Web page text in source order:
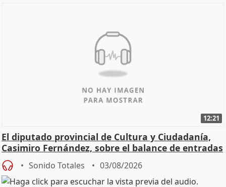
12:21
El diputado provincial de Cultura y Ciudadanía,
Casimiro Fernández, sobre el balance de entradas
Sonido Totales 03/08/2026